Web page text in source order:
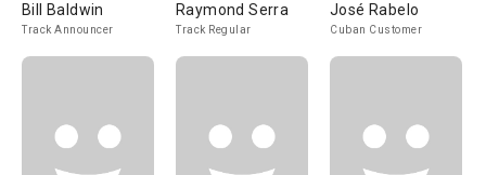
Bill Baldwin
Track Announcer
Raymond Serra
Track Regular
José Rabelo
Cuban Customer